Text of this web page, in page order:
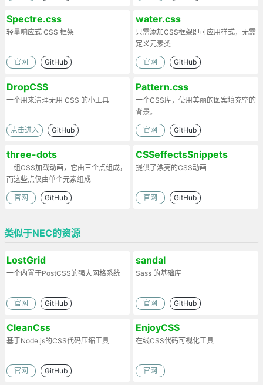
Spectre.css
轻量响应式 CSS 框架
官网 GitHub
water.css
只需添加CSS框架即可应用样式，无需
定义元素类
官网 GitHub
DropCSS
一个用来清理无用 CSS 的小工具
点击进入 GitHub
Pattern.css
一个CSS库，使用美丽的图案填充空的
背景。
官网 GitHub
three-dots
一组CSS加载动画，它由三个点组成，
而这些点仅由单个元素组成
官网 GitHub
CSSeffectsSnippets
提供了漂亮的CSS动画
官网 GitHub
类似于NEC的资源
LostGrid
一个内置于PostCSS的强大网格系统
官网 GitHub
sandal
Sass 的基础库
官网 GitHub
CleanCss
基于Node.js的CSS代码压缩工具
官网 GitHub
EnjoyCSS
在线CSS代码可视化工具
官网